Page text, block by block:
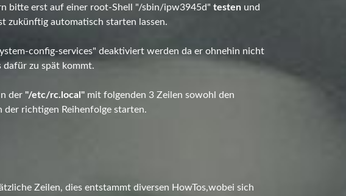
bitte erst auf einer root-Shell "/sbin/ipw3945d"testen und
zukünftig automatisch starten lassen.
config-services" deaktiviert werden da er ohnehin nicht
dafür zu spät kommt.
der"/etc/rc.local" mit folgenden 3 Zeilen sowohl den
der richtigen Reihenfolge starten.
Zeilen, dies entstammt diversen HowTos,wobei sich